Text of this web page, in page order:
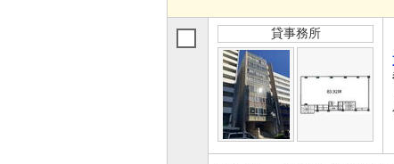
貸事務所